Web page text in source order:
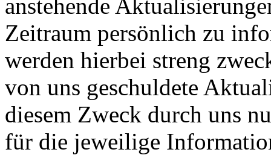
anstehende
Zeitraum persönlich zu
werden hierbei streng
von uns geschuldete
diesem Zweck durch uns
für die jeweilige